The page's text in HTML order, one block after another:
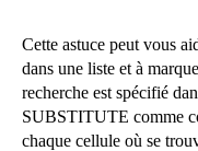
Cette astuce peut vous
dans une liste et à
recherche est spécifié
SUBSTITUTE comme
chaque cellule où se